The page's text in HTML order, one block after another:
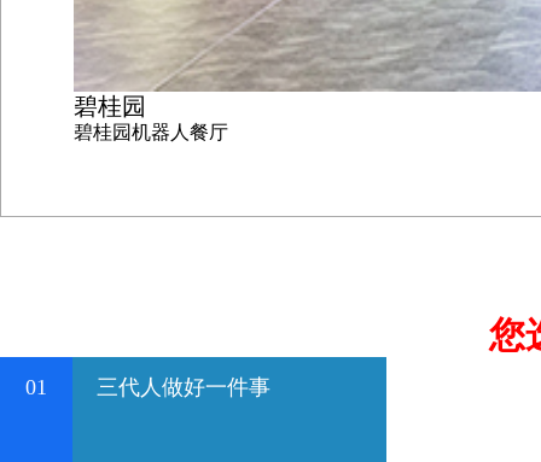
碧桂园
碧桂园机器人餐厅
您
01 三代人做好一件事